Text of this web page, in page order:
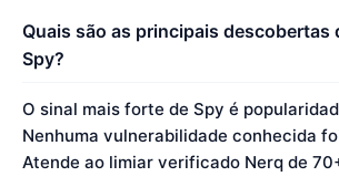
Quais são as principais descobertas
Spy?
O sinal mais forte de Spy é
Nenhuma vulnerabilidade conhecida
Atende ao limiar verificado Nerq de